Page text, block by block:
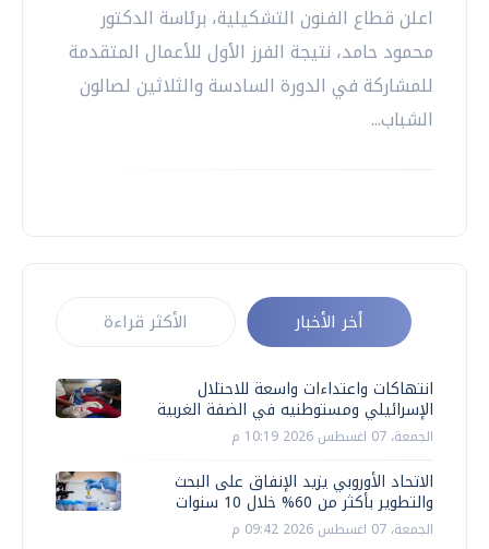
اعلن قطاع الفنون التشكيلية، برئاسة الدكتور
محمود حامد، نتيجة الفرز الأول للأعمال المتقدمة
للمشاركة في الدورة السادسة والثلاثين لصالون
الشباب...
أخر الأخبار الأكثر قراءة
انتهاكات واعتداءات واسعة للاحتلال
الإسرائيلي ومستوطنيه في الضفة الغربية
الجمعة، 07 اغسطس 2026 10:19 م
الاتحاد الأوروبي يزيد الإنفاق على البحث
والتطوير بأكثر من 60% خلال 10 سنوات
الجمعة، 07 اغسطس 2026 09:42 م